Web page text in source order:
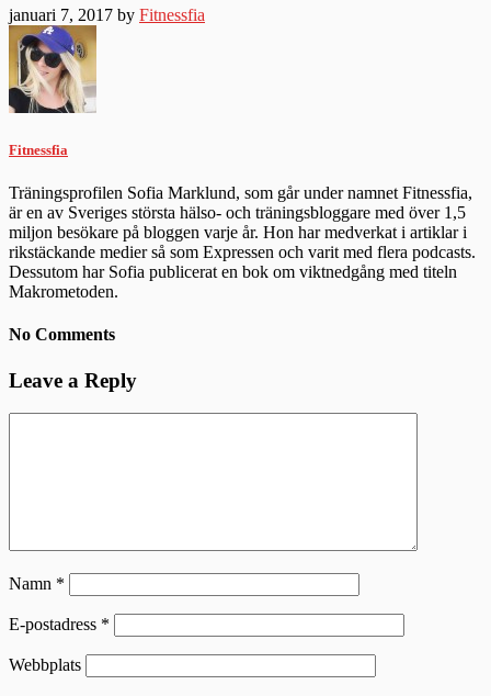
januari 7, 2017 by Fitnessfia
Fitnessfia
Träningsprofilen Sofia Marklund, som går under namnet Fitnessfia,
är en av Sveriges största hälso- och träningsbloggare med över 1,5
miljon besökare på bloggen varje år. Hon har medverkat i artiklar i
rikstäckande medier så som Expressen och varit med flera podcasts.
Dessutom har Sofia publicerat en bok om viktnedgång med titeln
Makrometoden.
No Comments
Leave a Reply
Namn *
E-postadress *
Webbplats